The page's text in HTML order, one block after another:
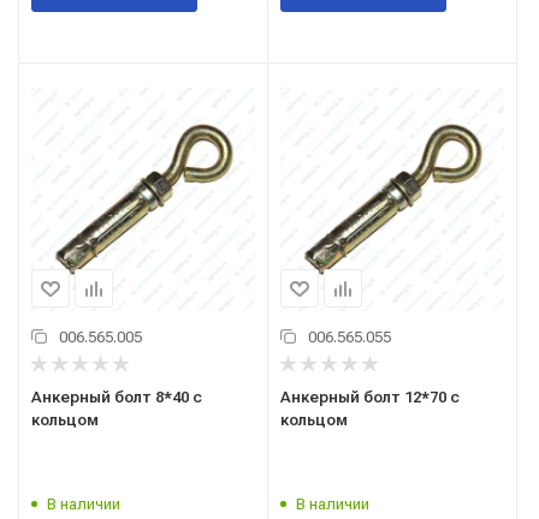
006.565.005
Анкерный болт 8*40 с
кольцом
В наличии
006.565.055
Анкерный болт 12*70 с
кольцом
В наличии